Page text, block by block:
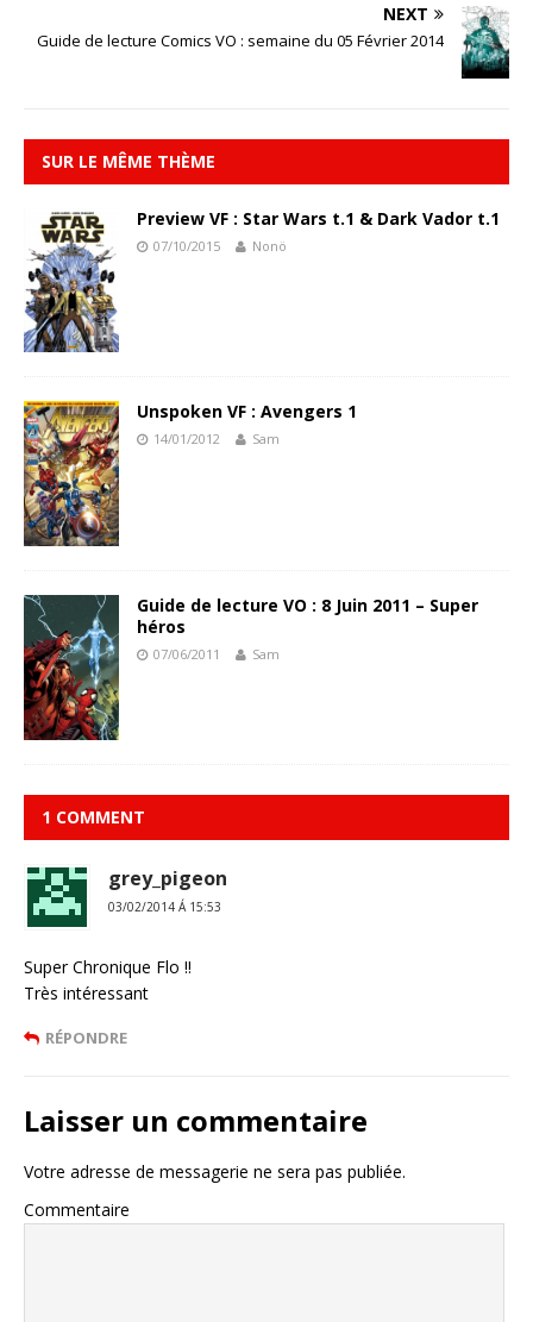
NEXT
Guide de lecture Comics VO : semaine du 05 Février 2014
SUR LE MÊME THÈME
Preview VF : Star Wars t.1 & Dark Vador t.1
07/10/2015 Nonö
Unspoken VF : Avengers 1
14/01/2012 Sam
Guide de lecture VO : 8 Juin 2011 – Super
héros
07/06/2011 Sam
1 COMMENT
grey_pigeon
03/02/2014 Á 15:53
Super Chronique Flo !!
Très intéressant
RÉPONDRE
Laisser un commentaire
Votre adresse de messagerie ne sera pas publiée.
Commentaire